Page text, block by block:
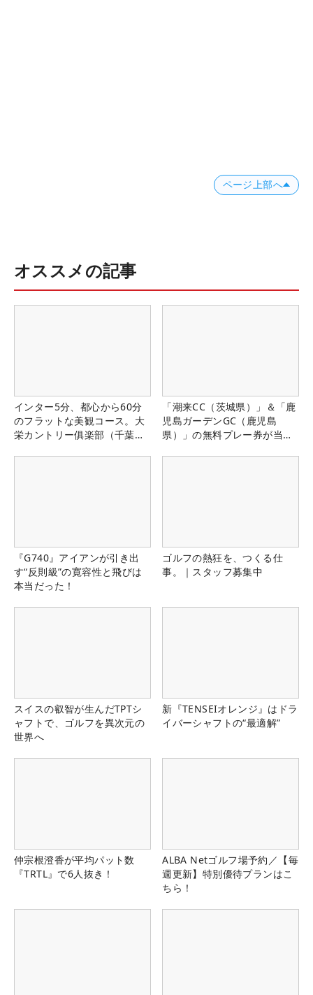
ページ上部へ
オススメの記事
インター5分、都心から60分
のフラットな美観コース。大
栄カントリー俱楽部（千葉
「潮来CC（茨城県）」＆「鹿
児島ガーデンGC（鹿児島
県）」の無料プレー券が当た
『G740』アイアンが引き出
す“反則級”の寛容性と飛びは
本当だった！
ゴルフの熱狂を、つくる仕
事。｜スタッフ募集中
スイスの叡智が生んだTPTシ
ャフトで、ゴルフを異次元の
世界へ
新『TENSEIオレンジ』はドラ
イバーシャフトの“最適解”
仲宗根澄香が平均パット数
『TRTL』で6人抜き！
ALBA Netゴルフ場予約／【毎
週更新】特別優待プランはこ
ちら！